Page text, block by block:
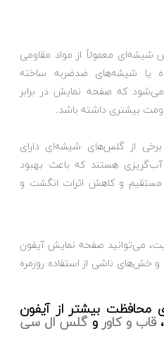
شیشه‌ای معمولاً از مواد مقاومی
یا شیشه‌های ضدضربه ساخته
که صفحه نمایش در برابر
بیشتری داشته باشد.
از گلس‌های شیشه‌ای دارای
هستند که باعث بهبود
مستقیم و کاهش اثرات انگشت و
می‌توانید صفحه نمایش آیفون
خش‌های ناشی از استفاده روزمره
محافظت بیشتر از آیفون
،قاب و کاور وگلس ال سی